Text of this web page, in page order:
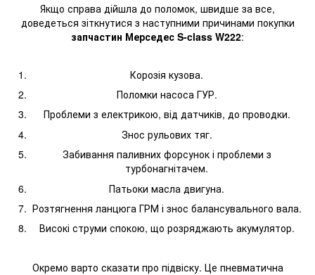
Якщо справа дійшла до поломок, швидше за все,
доведеться зіткнутися з наступними причинами покупки
запчастин Мерседес S-class W222:
Корозія кузова.
Поломки насоса ГУР.
Проблеми з електрикою, від датчиків, до проводки.
Знос рульових тяг.
Забивання паливних форсунок і проблеми з
турбонагнітачем.
Патьоки масла двигуна.
Розтягнення ланцюга ГРМ і знос балансувального вала.
Високі струми спокою, що розряджають акумулятор.
Окремо варто сказати про підвіску. Це пневматична